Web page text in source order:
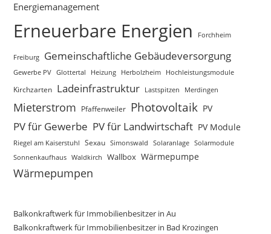
Energiemanagement
Erneuerbare Energien Forchheim
Freiburg Gemeinschaftliche Gebäudeversorgung
Gewerbe PV Glottertal Heizung Herbolzheim Hochleistungsmodule
Kirchzarten Ladeinfrastruktur Lastspitzen Merdingen
Mieterstrom Pfaffenweiler Photovoltaik PV
PV für Gewerbe PV für Landwirtschaft PV Module
Riegel am Kaiserstuhl Sexau Simonswald Solaranlage Solarmodule
Sonnenkaufhaus Waldkirch Wallbox Wärmepumpe
Wärmepumpen
Balkonkraftwerk für Immobilienbesitzer in Au
Balkonkraftwerk für Immobilienbesitzer in Bad Krozingen